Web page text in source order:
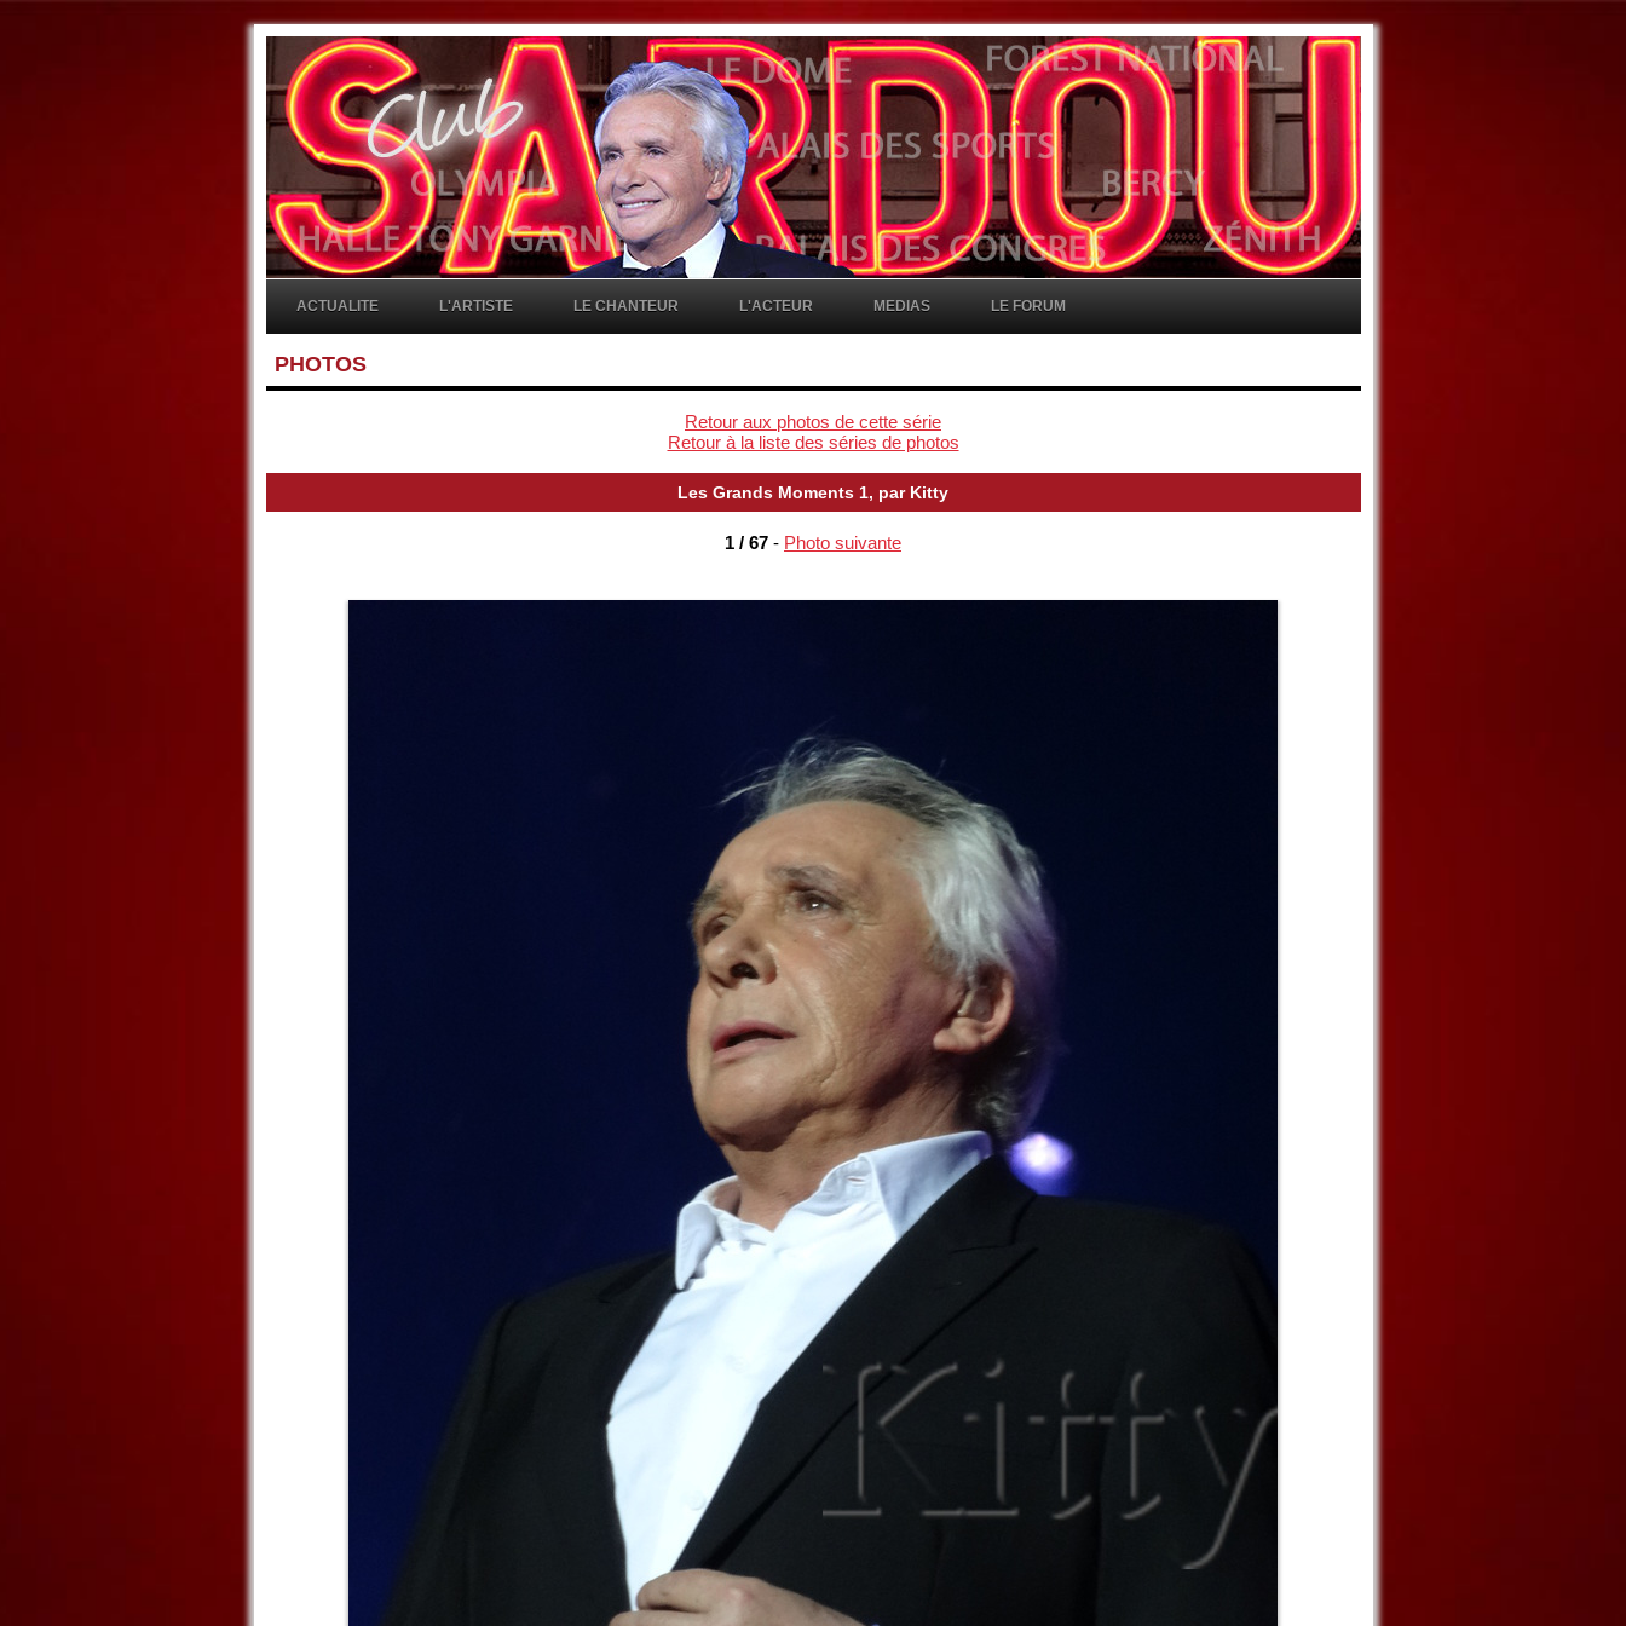
ACTUALITE L'ARTISTE LE CHANTEUR L'ACTEUR MEDIAS LE FORUM
PHOTOS
Retour aux photos de cette série
Retour à la liste des séries de photos
Les Grands Moments 1, par Kitty
1 / 67 - Photo suivante